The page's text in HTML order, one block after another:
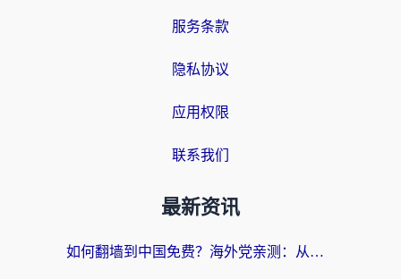
服务条款
隐私协议
应用权限
联系我们
最新资讯
如何翻墙到中国免费？海外党亲测：从踩坑到选对加速器的全攻略